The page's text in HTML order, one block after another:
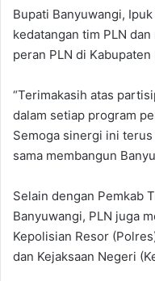
Bupati Banyuwangi,
kedatangan tim PLN
peran PLN di
“Terimakasih atas
dalam setiap program
Semoga sinergi ini
sama membangun
Selain dengan Pemkab
Banyuwangi, PLN juga
Kepolisian Resor
dan Kejaksaan Negeri